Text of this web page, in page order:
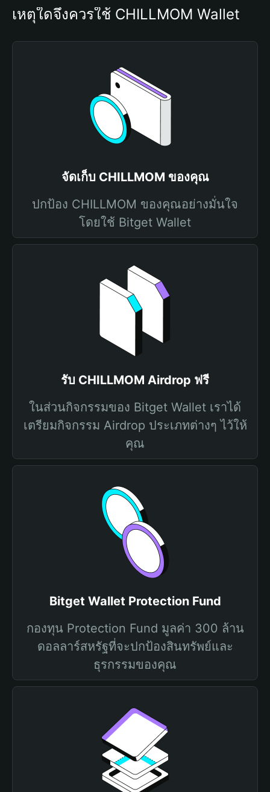
เหตุใดจึงควรใช้ CHILLMOM Wallet
จัดเก็บ CHILLMOM ของคุณ
ปกป้อง CHILLMOM ของคุณอย่างมั่นใจ
โดยใช้ Bitget Wallet
รับ CHILLMOM Airdrop ฟรี
ในส่วนกิจกรรมของ Bitget Wallet เราได้
เตรียมกิจกรรม Airdrop ประเภทต่างๆ ไว้ให้
คุณ
Bitget Wallet Protection Fund
กองทุน Protection Fund มูลค่า 300 ล้าน
ดอลลาร์สหรัฐที่จะปกป้องสินทรัพย์และ
ธุรกรรมของคุณ